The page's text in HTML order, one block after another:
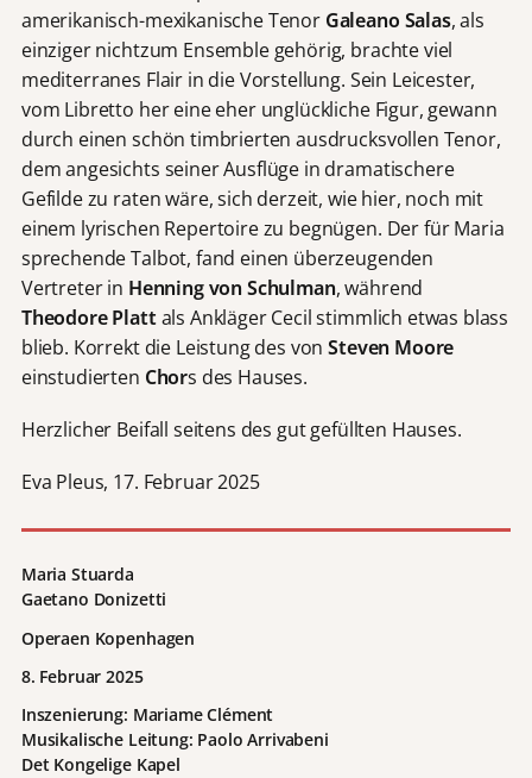
amerikanisch-mexikanische Tenor Galeano Salas, als
einziger nichtzum Ensemble gehörig, brachte viel
mediterranes Flair in die Vorstellung. Sein Leicester,
vom Libretto her eine eher unglückliche Figur, gewann
durch einen schön timbrierten ausdrucksvollen Tenor,
dem angesichts seiner Ausflüge in dramatischere
Gefilde zu raten wäre, sich derzeit, wie hier, noch mit
einem lyrischen Repertoire zu begnügen. Der für Maria
sprechende Talbot, fand einen überzeugenden
Vertreter in Henning von Schulman, während
Theodore Plattals Ankläger Cecil stimmlich etwas blass
blieb. Korrekt die Leistung des vonSteven Moore
einstudierten Chors des Hauses.
Herzlicher Beifall seitens des gut gefüllten Hauses.
Eva Pleus, 17. Februar 2025
Maria Stuarda
Gaetano Donizetti
Operaen Kopenhagen
8. Februar 2025
Inszenierung: Mariame Clément
Musikalische Leitung: Paolo Arrivabeni
Det Kongelige Kapel